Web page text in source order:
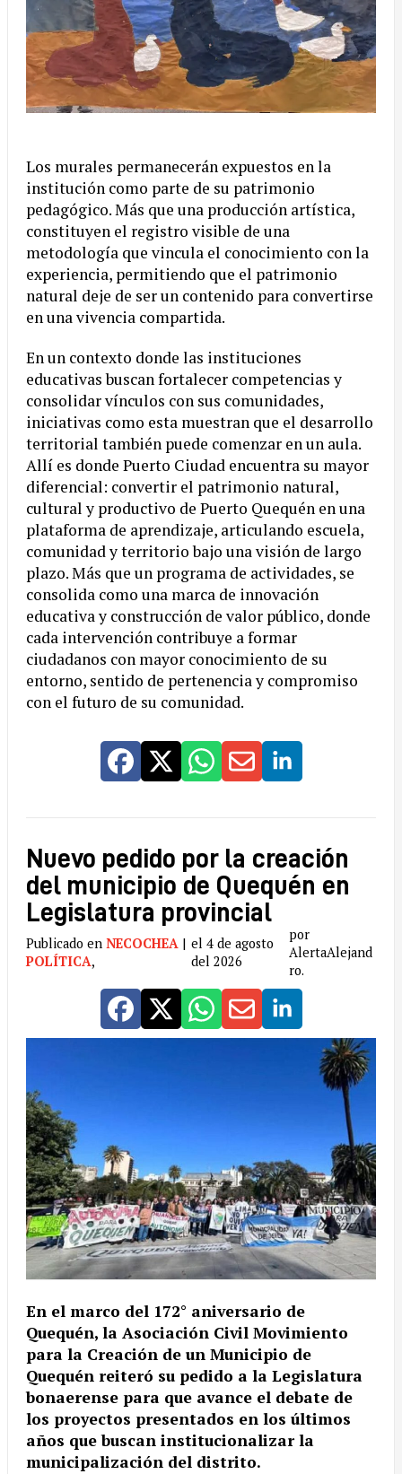
Los murales permanecerán expuestos en la
institución como parte de su patrimonio
pedagógico. Más que una producción artística,
constituyen el registro visible de una
metodología que vincula el conocimiento con la
experiencia, permitiendo que el patrimonio
natural deje de ser un contenido para convertirse
en una vivencia compartida.
En un contexto donde las instituciones
educativas buscan fortalecer competencias y
consolidar vínculos con sus comunidades,
iniciativas como esta muestran que el desarrollo
territorial también puede comenzar en un aula.
Allí es donde Puerto Ciudad encuentra su mayor
diferencial: convertir el patrimonio natural,
cultural y productivo de Puerto Quequén en una
plataforma de aprendizaje, articulando escuela,
comunidad y territorio bajo una visión de largo
plazo. Más que un programa de actividades, se
consolida como una marca de innovación
educativa y construcción de valor público, donde
cada intervención contribuye a formar
ciudadanos con mayor conocimiento de su
entorno, sentido de pertenencia y compromiso
con el futuro de su comunidad.
Nuevo pedido por la creación
del municipio de Quequén en
Legislatura provincial
Publicado en NECOCHEA |
POLÍTICA,
el 4 de agosto
del 2026
por
AlertaAlejand
ro.
En el marco del 172° aniversario de
Quequén, la Asociación Civil Movimiento
para la Creación de un Municipio de
Quequén reiteró su pedido a la Legislatura
bonaerense para que avance el debate de
los proyectos presentados en los últimos
años que buscan institucionalizar la
municipalización del distrito.